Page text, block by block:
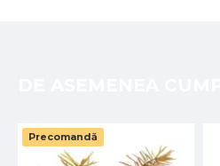
Precomandă